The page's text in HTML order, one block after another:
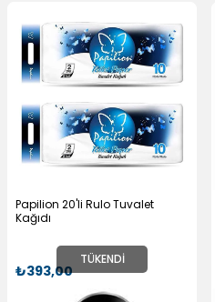
TÜKENDI
Papilion 20'li Rulo Tuvalet
Kağıdı
₺393,00